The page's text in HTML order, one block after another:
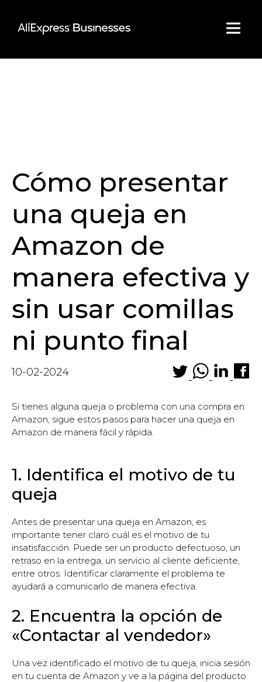
content
Cómo presentar
una queja en
Amazon de
manera efectiva y
sin usar comillas
ni punto final
10-02-2024
Si tienes alguna queja o problema con una compra en
Amazon, sigue estos pasos para hacer una queja en
Amazon de manera fácil y rápida.
1. Identifica el motivo de tu
queja
Antes de presentar una queja en Amazon, es
importante tener claro cuál es el motivo de tu
insatisfacción. Puede ser un producto defectuoso, un
retraso en la entrega, un servicio al cliente deficiente,
entre otros. Identificar claramente el problema te
ayudará a comunicarlo de manera efectiva.
2. Encuentra la opción de
«Contactar al vendedor»
Una vez identificado el motivo de tu queja, inicia sesión
en tu cuenta de Amazon y ve a la página del producto